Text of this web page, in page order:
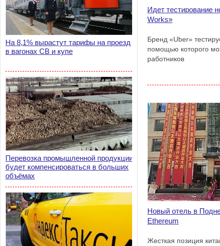
На 8,1% вырастут тарифы на проезд
в вагонах СВ и купе
Перевозка промышленной продукции
будет компенсироваться в больших
объёмах
Идет тестирование
Works»
Бренд «Uber»
помощью которого
работников
Новый отель в
Ethereum
Жесткая позиция